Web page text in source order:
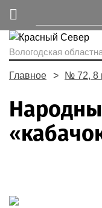
Вологодская
Главное № 72, 8